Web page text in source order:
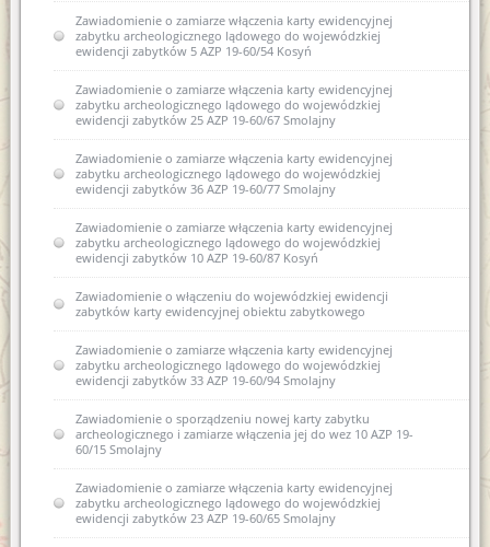
Zawiadomienie o zamiarze włączenia karty ewidencyjnej
zabytku archeologicznego lądowego do wojewódzkiej
ewidencji zabytków 5 AZP 19-60/54 Kosyń
Zawiadomienie o zamiarze włączenia karty ewidencyjnej
zabytku archeologicznego lądowego do wojewódzkiej
ewidencji zabytków 25 AZP 19-60/67 Smolajny
Zawiadomienie o zamiarze włączenia karty ewidencyjnej
zabytku archeologicznego lądowego do wojewódzkiej
ewidencji zabytków 36 AZP 19-60/77 Smolajny
Zawiadomienie o zamiarze włączenia karty ewidencyjnej
zabytku archeologicznego lądowego do wojewódzkiej
ewidencji zabytków 10 AZP 19-60/87 Kosyń
Zawiadomienie o włączeniu do wojewódzkiej ewidencji
zabytków karty ewidencyjnej obiektu zabytkowego
Zawiadomienie o zamiarze włączenia karty ewidencyjnej
zabytku archeologicznego lądowego do wojewódzkiej
ewidencji zabytków 33 AZP 19-60/94 Smolajny
Zawiadomienie o sporządzeniu nowej karty zabytku
archeologicznego i zamiarze włączenia jej do wez 10 AZP 19-
60/15 Smolajny
Zawiadomienie o zamiarze włączenia karty ewidencyjnej
zabytku archeologicznego lądowego do wojewódzkiej
ewidencji zabytków 23 AZP 19-60/65 Smolajny